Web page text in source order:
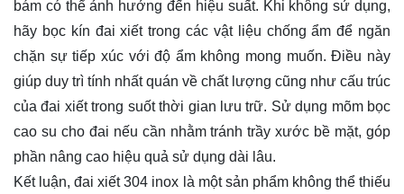
bám có thể ảnh hưởng đến hiệu suất. Khi không sử dụng,
hãy bọc kín đai xiết trong các vật liệu chống ẩm để ngăn
chặn sự tiếp xúc với độ ẩm không mong muốn. Điều này
giúp duy trì tính nhất quán về chất lượng cũng như cấu trúc
của đai xiết trong suốt thời gian lưu trữ. Sử dụng mõm bọc
cao su cho đai nếu cần nhằm tránh trầy xước bề mặt, góp
phần nâng cao hiệu quả sử dụng dài lâu.
Kết luận, đai xiết 304 inox là một sản phẩm không thể thiếu